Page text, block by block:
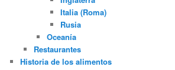
Italia (Roma)
Rusia
Oceanía
Restaurantes
Historia de los alimentos